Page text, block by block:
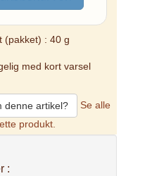
: 40 g
med kort varsel
denne artikel?
Se alle
produkt.
: